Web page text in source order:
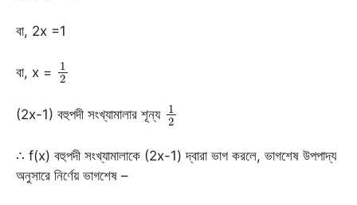
বা, 2x =1
বা, x =
1
(2x-1) বহুপদী সংখ্যামালার শূন্য
1
∴ f(x) বহুপদী সংখ্যামালাকে (2x-1) দ্বারা ভাগ করলে, ভাগশেষ উপপাদ্য
অনুসারে নির্ণেয় ভাগশেষ –